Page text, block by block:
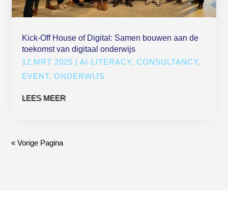
Kick-Off House of Digital: Samen bouwen aan de
toekomst van digitaal onderwijs
12 MRT 2025 |AI-LITERACY,CONSULTANCY,
EVENT,ONDERWIJS
LEES MEER
« Vorige Pagina